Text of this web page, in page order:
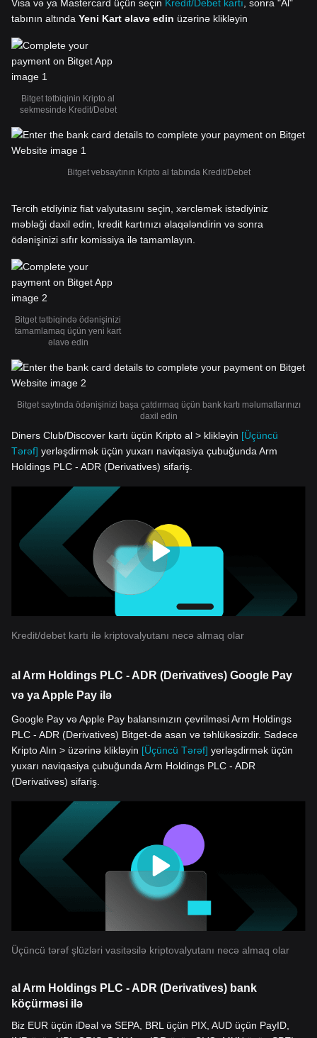
Visa və ya Mastercard üçün seçin Kredit/Debet kartı , sonra "Al"
tabının altında Yeni Kart əlavə edin üzərinə klikləyin
Bitget tətbiqinin Kripto al
sekmesinde Kredit/Debet
Bitget vebsaytının Kripto al tabında Kredit/Debet
Tercih etdiyiniz fiat valyutasını seçin, xərcləmək istədiyiniz
məbləği daxil edin, kredit kartınızı əlaqələndirin və sonra
ödənişinizi sıfır komissiya ilə tamamlayın.
Bitget tətbiqində ödənişinizi
tamamlamaq üçün yeni kart
əlavə edin
Bitget saytında ödənişinizi başa çatdırmaq üçün bank kartı məlumatlarınızı
daxil edin
Diners Club/Discover kartı üçün Kripto al > klikləyin [Üçüncü
Tərəf] yerləşdirmək üçün yuxarı naviqasiya çubuğunda Arm
Holdings PLC - ADR (Derivatives) sifariş.
Kredit/debet kartı ilə kriptovalyutanı necə almaq olar
al Arm Holdings PLC - ADR (Derivatives) Google Pay
və ya Apple Pay ilə
Google Pay və Apple Pay balansınızın çevrilməsi Arm Holdings
PLC - ADR (Derivatives) Bitget-də asan və təhlükəsizdir. Sadəcə
Kripto Alın > üzərinə klikləyin [Üçüncü Tərəf] yerləşdirmək üçün
yuxarı naviqasiya çubuğunda Arm Holdings PLC - ADR
(Derivatives) sifariş.
Üçüncü tərəf şlüzləri vasitəsilə kriptovalyutanı necə almaq olar
al Arm Holdings PLC - ADR (Derivatives) bank
köçürməsi ilə
Biz EUR üçün iDeal və SEPA, BRL üçün PIX, AUD üçün PayID,